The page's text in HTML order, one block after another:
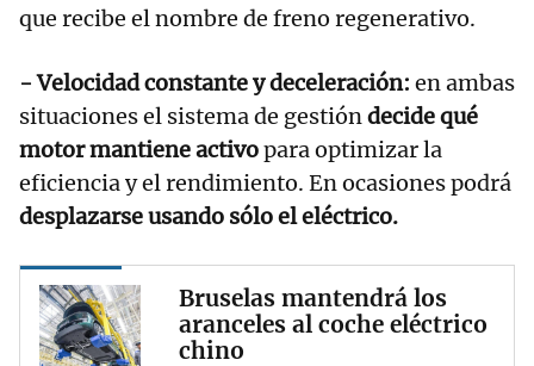
que recibe el nombre de freno regenerativo.
- Velocidad constante y deceleración: en ambas
situaciones el sistema de gestióndecide qué
motor mantiene activopara optimizar la
eficiencia y el rendimiento. En ocasiones podrá
desplazarse usando sólo el eléctrico.
Bruselas mantendrá los
aranceles al coche eléctrico
chino